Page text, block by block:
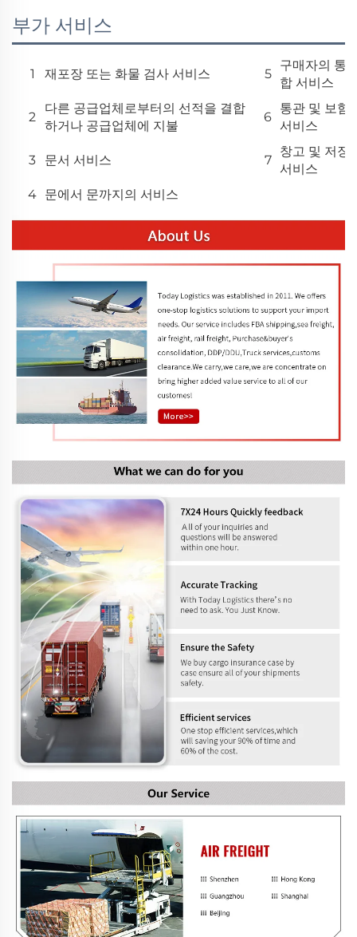
부가 서비스
1 재포장 또는 화물 검사 서비스 5
구매자의 통
합 서비스
2
다른 공급업체로부터의 선적을 결합
하거나 공급업체에 지불
6
통관 및 보험
서비스
3 문서 서비스 7
창고 및 저장
서비스
4 문에서 문까지의 서비스